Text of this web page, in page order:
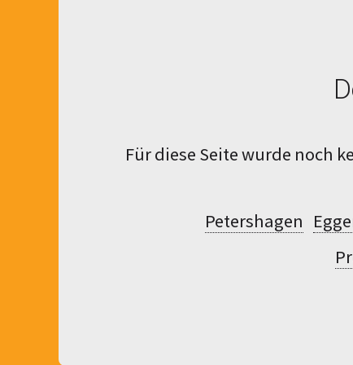
Für diese Seite wurde noch
Petershagen